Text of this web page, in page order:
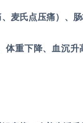
麦氏点压痛）、
重下降、血沉